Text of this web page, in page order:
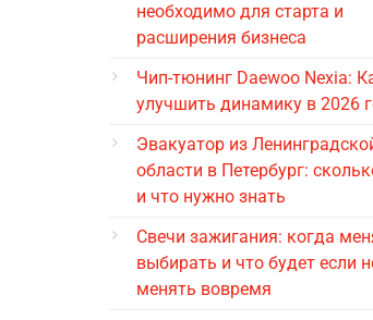
необходимо для старта и
расширения бизнеса
Чип-тюнинг Daewoo Nexia:
улучшить динамику в 2026
Эвакуатор из
области в Петербург:
и что нужно знать
Свечи зажигания: когда
выбирать и что будет если
менять вовремя